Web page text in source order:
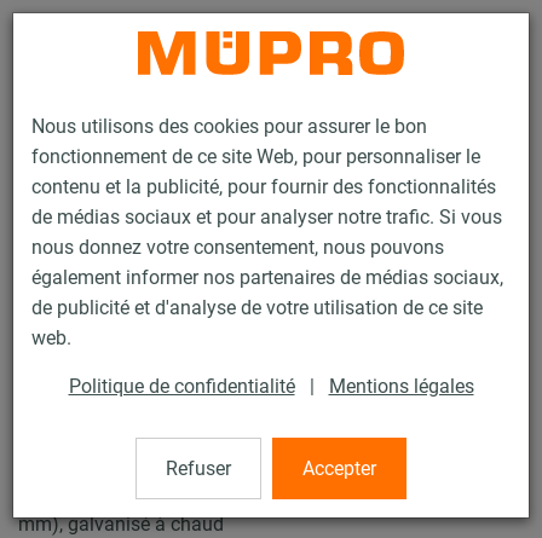
Nous utilisons des cookies pour assurer le bon
fonctionnement de ce site Web, pour personnaliser le
contenu et la publicité, pour fournir des fonctionnalités
de médias sociaux et pour analyser notre trafic. Si vous
nous donnez votre consentement, nous pouvons
également informer nos partenaires de médias sociaux,
de publicité et d'analyse de votre utilisation de ce site
web.
Politique de confidentialité | Mentions légales
Refuser Accepter
Contact
Produits Technique de fixation
Supports lourds
Colliers et accessoires pour supports lourds
Collier à vis lourd
Collier à vis lourd
Collier à vis lourd,sans garniture, M12, 102 mm (98-104
mm), galvanisé à chaud